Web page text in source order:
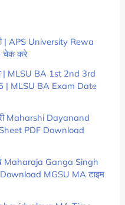
| APS University Rewa
चेक करे
| MLSU BA 1st 2nd 3rd
| MLSU BA Exam Date
Maharshi Dayanand
PDF Download
Maharaja Ganga Singh
MGSU MA टाइम